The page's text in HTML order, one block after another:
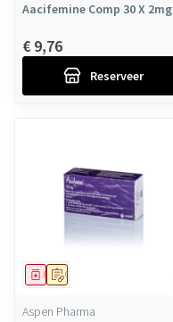
Aacifemine Comp 30 X 2mg
€ 9,76
Reserveer
Op voorschrift
Geneesmiddel
Aspen Pharma